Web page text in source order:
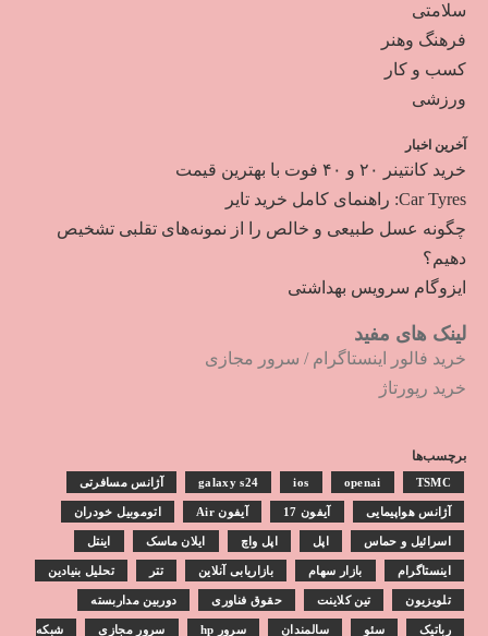
سلامتی
فرهنگ وهنر
کسب و کار
ورزشی
آخرین اخبار
خرید کانتینر ۲۰ و ۴۰ فوت با بهترین قیمت
Car Tyres: راهنمای کامل خرید تایر
چگونه عسل طبیعی و خالص را از نمونه‌های تقلبی تشخیص
دهیم؟
ایزوگام سرویس بهداشتی
لینک های مفید
خرید فالور اینستاگرام / سرور مجازی
خرید رپورتاژ
برچسب‌ها
galaxy s24 ios openai TSMC آژانس مسافرتی
آژانس هواپیمایی آیفون 17 آیفون Air اتوموبیل خودران
اسرائیل و حماس اپل اپل واچ ایلان ماسک اینتل
اینستاگرام بازار سهام بازاریابی آنلاین تتر تحلیل بنیادین
تلویزیون تین کلاینت حقوق فناوری دوربین مداربسته
رباتیک سئو سالمندان سرور hp سرور مجازی شبکه